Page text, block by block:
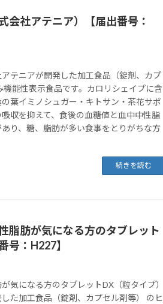
会社アテニア）【届出番号：
テニアが開発した加工食品（錠剤、カプ
能性表示食品です。カロリシェイプに含
葉イミノシュガー・キトサン・茶花サポ
収を抑えて、食後の血糖値と血中中性脂
り、糖、脂肪が多い食事をとりがちな方
続きを読む
脂肪が気になる方のタブレット
号：H227】
気になる方のタブレットDX（粒タイプ）
た加工食品（錠剤、カプセル剤等） のヒ